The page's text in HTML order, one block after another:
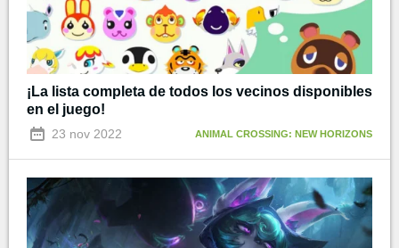
¡La lista completa de todos los vecinos disponibles
en el juego!
23 nov 2022 ANIMAL CROSSING: NEW HORIZONS